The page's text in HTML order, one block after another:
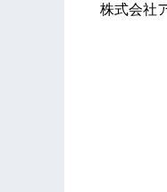
株式会社